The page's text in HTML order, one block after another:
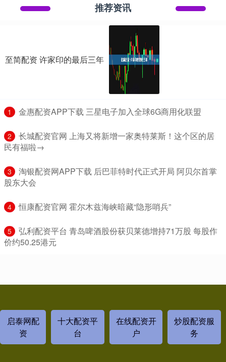
推荐资讯
至简配资 许家印的最后三年
1 ​金惠配资APP下载 三星电子加入全球6G商用化联盟
2
​长城配资官网 上海又将新增一家奥特莱斯！这个区的居
民有福啦→
3
​淘银配资网APP下载 后巴菲特时代正式开局 阿贝尔首掌
股东大会
4 ​恒康配资官网 霍尔木兹海峡暗藏“隐形哨兵”
5
​弘利配资平台 青岛啤酒股份获贝莱德增持71万股 每股作
价约50.25港元
启泰网配
资
十大配资平
台
在线配资开
户
炒股配资服
务